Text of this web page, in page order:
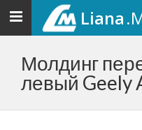
Toggle
navigation
Liana
Молдинг
левый Geely